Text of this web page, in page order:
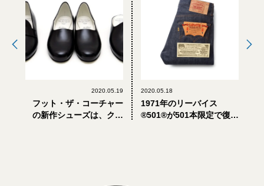
2020.05.19
フット・ザ・コーチャー
の新作シューズは、クラ
2020.05.18
1971年のリーバイス
®501®が501本限定で復